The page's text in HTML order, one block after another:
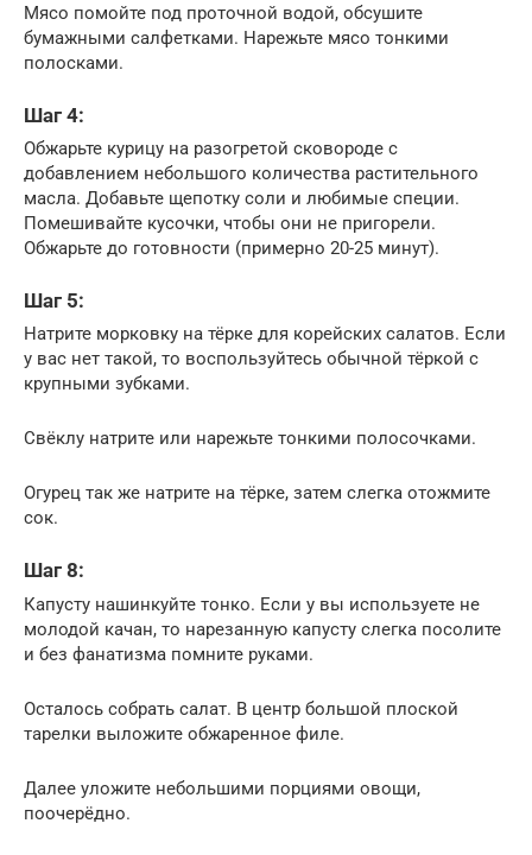
Мясо помойте под проточной водой, обсушите
бумажными салфетками. Нарежьте мясо тонкими
полосками.
Шаг 4:
Обжарьте курицу на разогретой сковороде с
добавлением небольшого количества растительного
масла. Добавьте щепотку соли и любимые специи.
Помешивайте кусочки, чтобы они не пригорели.
Обжарьте до готовности (примерно 20-25 минут).
Шаг 5:
Натрите морковку на тёрке для корейских салатов. Если
у вас нет такой, то воспользуйтесь обычной тёркой с
крупными зубками.
Свёклу натрите или нарежьте тонкими полосочками.
Огурец так же натрите на тёрке, затем слегка отожмите
сок.
Шаг 8:
Капусту нашинкуйте тонко. Если у вы используете не
молодой качан, то нарезанную капусту слегка посолите
и без фанатизма помните руками.
Осталось собрать салат. В центр большой плоской
тарелки выложите обжаренное филе.
Далее уложите небольшими порциями овощи,
поочерёдно.